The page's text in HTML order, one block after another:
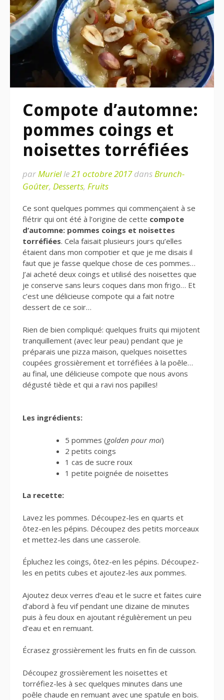
Compote d’automne:
pommes coings et
noisettes torréfiées
parMurielle21 octobre 2017dansBrunch-
Goûter, Desserts, Fruits
Ce sont quelques pommes qui commençaient à se
flétrir qui ont été à l’origine de cette compote
d’automne: pommes coings et noisettes
torréfiées. Cela faisait plusieurs jours qu’elles
étaient dans mon compotier et que je me disais il
faut que je fasse quelque chose de ces pommes…
J’ai acheté deux coings et utilisé des noisettes que
je conserve sans leurs coques dans mon frigo… Et
c’est une délicieuse compote qui a fait notre
dessert de ce soir…
Rien de bien compliqué: quelques fruits qui mijotent
tranquillement (avec leur peau) pendant que je
préparais une pizza maison, quelques noisettes
coupées grossièrement et torréfiées à la poêle…
au final, une délicieuse compote que nous avons
dégusté tiède et qui a ravi nos papilles!
Les ingrédients:
5 pommes (golden pour moi)
2 petits coings
1 cas de sucre roux
1 petite poignée de noisettes
La recette:
Lavez les pommes. Découpez-les en quarts et
ôtez-en les pépins. Découpez des petits morceaux
et mettez-les dans une casserole.
Épluchez les coings, ôtez-en les pépins. Découpez-
les en petits cubes et ajoutez-les aux pommes.
Ajoutez deux verres d’eau et le sucre et faites cuire
d’abord à feu vif pendant une dizaine de minutes
puis à feu doux en ajoutant régulièrement un peu
d’eau et en remuant.
Écrasez grossièrement les fruits en fin de cuisson.
Découpez grossièrement les noisettes et
torréfiez-les à sec quelques minutes dans une
poêle chaude en remuant avec une spatule en bois.